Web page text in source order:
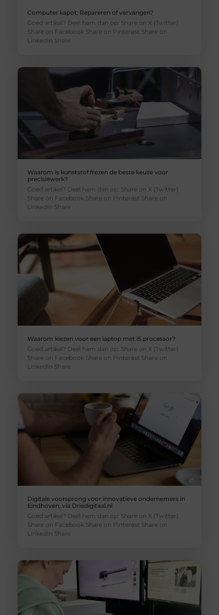
Computer kapot: Repareren of vervangen?
Goed artikel? Deel hem dan op: Share on X (Twitter)
Share on Facebook Share on Pinterest Share on
LinkedIn Share
Waarom is kunststof frezen de beste keuze voor
precisiewerk?
Goed artikel? Deel hem dan op: Share on X (Twitter)
Share on Facebook Share on Pinterest Share on
LinkedIn Share
Waarom kiezen voor een laptop met i5 processor?
Goed artikel? Deel hem dan op: Share on X (Twitter)
Share on Facebook Share on Pinterest Share on
LinkedIn Share
Digitale voorsprong voor innovatieve ondernemers in
Eindhoven, via Driedigitaal.nl
Goed artikel? Deel hem dan op: Share on X (Twitter)
Share on Facebook Share on Pinterest Share on
LinkedIn Share